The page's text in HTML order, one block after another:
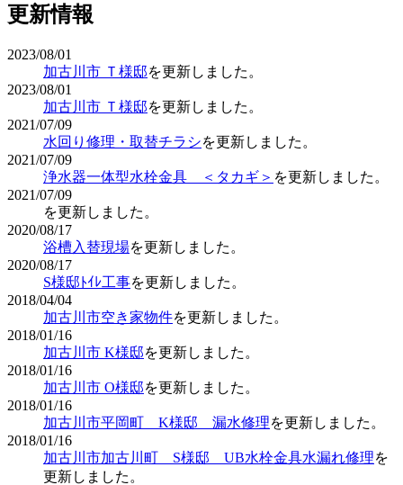
更新情報
2023/08/01
加古川市 Ｔ様邸を更新しました。
2023/08/01
加古川市 Ｔ様邸を更新しました。
2021/07/09
水回り修理・取替チラシを更新しました。
2021/07/09
浄水器一体型水栓金具 ＜タカギ＞ を更新しました。
2021/07/09
を更新しました。
2020/08/17
浴槽入替現場を更新しました。
2020/08/17
S様邸ﾄｲﾚ工事を更新しました。
2018/04/04
加古川市空き家物件を更新しました。
2018/01/16
加古川市 K様邸を更新しました。
2018/01/16
加古川市 O様邸を更新しました。
2018/01/16
加古川市平岡町 K様邸 漏水修理を更新しました。
2018/01/16
加古川市加古川町 S様邸 UB水栓金具水漏れ修理を
更新しました。